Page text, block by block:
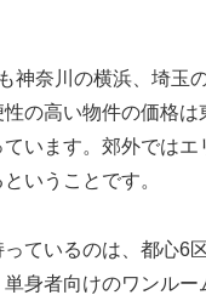
神奈川の横浜、埼玉
の高い物件の価格は
います。郊外ではエ
いうことです。
ているのは、都心6
身者向けのワンルー